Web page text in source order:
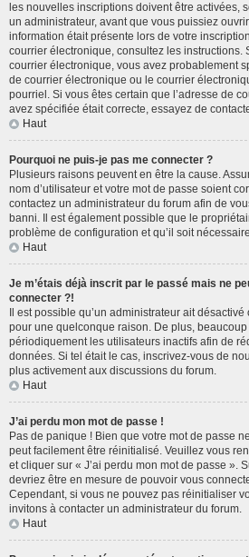
les nouvelles inscriptions doivent être activées,
un administrateur, avant que vous puissiez
information était présente lors de votre
courrier électronique, consultez les instructions.
courrier électronique, vous avez probablement
de courrier électronique ou le courrier
pourriel. Si vous êtes certain que l’adresse de
avez spécifiée était correcte, essayez de
Haut
Pourquoi ne puis-je pas me connecter ?
Plusieurs raisons peuvent en être la cause.
nom d’utilisateur et votre mot de passe soient
contactez un administrateur du forum afin de
banni. Il est également possible que le
problème de configuration et qu’il soit
Haut
Je m’étais déjà inscrit par le passé mais ne
connecter ?!
Il est possible qu’un administrateur ait
pour une quelconque raison. De plus,
périodiquement les utilisateurs inactifs afin de
données. Si tel était le cas, inscrivez-vous de
plus activement aux discussions du forum.
Haut
J’ai perdu mon mot de passe !
Pas de panique ! Bien que votre mot de passe
peut facilement être réinitialisé. Veuillez vous
et cliquer sur « J’ai perdu mon mot de passe ».
devriez être en mesure de pouvoir vous
Cependant, si vous ne pouvez pas réinitialiser
invitons à contacter un administrateur du forum.
Haut